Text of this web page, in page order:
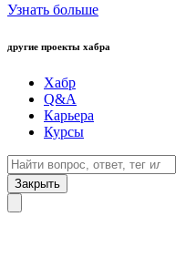
Узнать больше
другие проекты хабра
Хабр
Q&A
Карьера
Курсы
Закрыть